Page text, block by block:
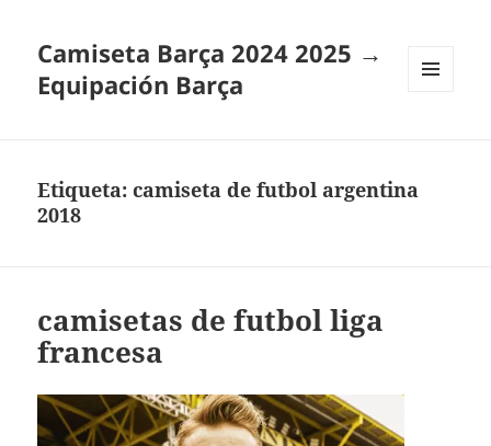
Camiseta Barça 2024 2025 →
Equipación Barça
Etiqueta:camiseta de futbol argentina
2018
camisetas de futbol liga
francesa